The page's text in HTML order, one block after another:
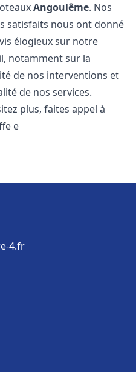
Angoulême. Nos
satisfaits nous ont donné
élogieux sur notre
notamment sur la
de nos interventions et
de nos services.
plus, faites appel à
e
4.fr